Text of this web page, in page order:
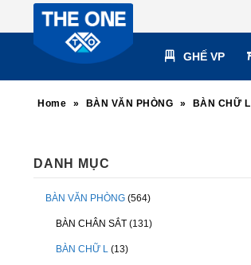
GHẾ VP
Home » BÀN VĂN PHÒNG » BÀN CHỮ L
DANH MỤC
BÀN VĂN PHÒNG (564)
BÀN CHÂN SẮT (131)
BÀN CHỮ L (13)